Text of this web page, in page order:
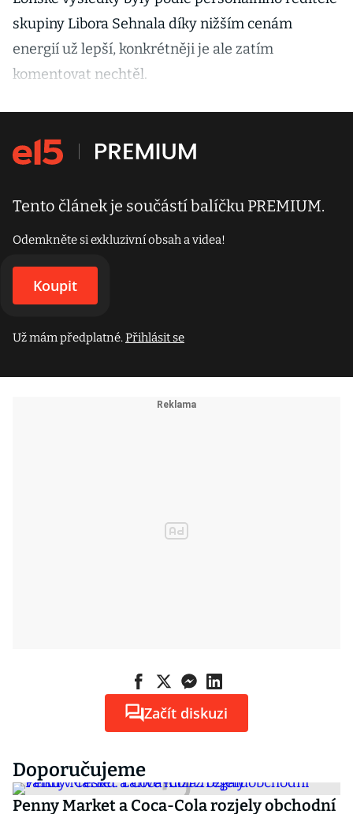
skupiny Libora Sehnala díky nižším cenám
energií už lepší, konkrétněji je ale zatím
komentovat nechtěl.
Tento článek je součástí balíčku PREMIUM.
Odemkněte si exkluzivní obsah a videa!
Koupit
Už mám předplatné.Přihlásit se
Začít diskuzi
Doporučujeme
Penny Market a Coca-Cola rozjely obchodní